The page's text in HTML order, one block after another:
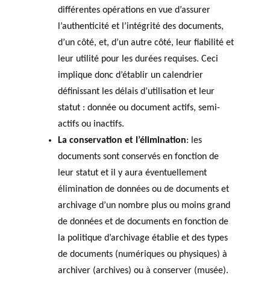
différentes opérations en vue d’assurer
l’authenticité et l’intégrité des documents,
d’un côté, et, d’un autre côté, leur fiabilité et
leur utilité pour les durées requises. Ceci
implique donc d’établir un calendrier
définissant les délais d’utilisation et leur
statut : donnée ou document actifs, semi-
actifs ou inactifs.
La conservation et l’élimination: les
documents sont conservés en fonction de
leur statut et il y aura éventuellement
élimination de données ou de documents et
archivage d’un nombre plus ou moins grand
de données et de documents en fonction de
la politique d’archivage établie et des types
de documents (numériques ou physiques) à
archiver (archives) ou à conserver (musée).